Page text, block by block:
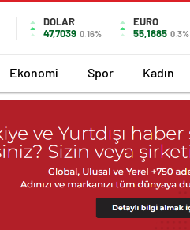
DOLAR
47,7039 0.16%
EURO
55,1885 0.3%
Ekonomi Spor Kadın